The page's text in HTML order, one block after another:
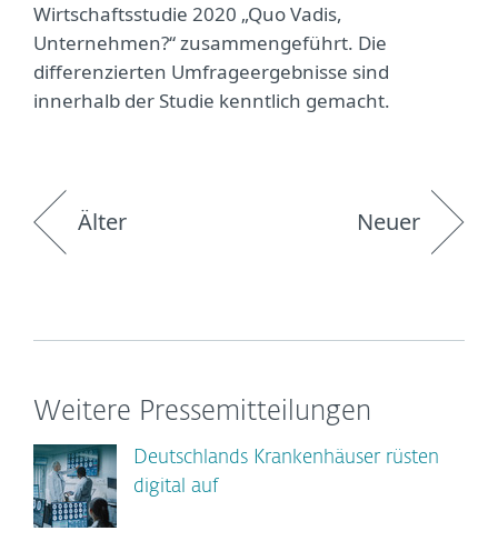
Wirtschaftsstudie 2020 „Quo Vadis,
Unternehmen?“ zusammengeführt. Die
differenzierten Umfrageergebnisse sind
innerhalb der Studie kenntlich gemacht.
Älter Neuer
Weitere Pressemitteilungen
Deutschlands Krankenhäuser rüsten
digital auf